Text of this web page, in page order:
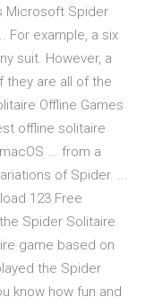
Microsoft Spider
For example, a six
suit. However, a
they are all of the
Offline Games
offline solitaire
... from a
of Spider. ...
123 Free
Spider Solitaire
game based on
the Spider
know how fun and